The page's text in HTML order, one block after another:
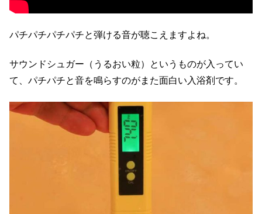
パチパチパチパチと弾ける音が聴こえますよね。
サウンドシュガー（うるおい粒）というものが入ってい
て、パチパチと音を鳴らすのがまた面白い入浴剤です。